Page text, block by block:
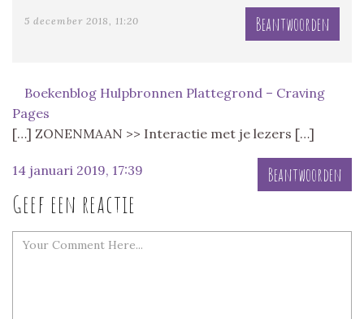
5 december 2018, 11:20 Beantwoorden
Boekenblog Hulpbronnen Plattegrond – Craving
Pages
[…] ZONENMAAN >> Interactie met je lezers […]
14 januari 2019, 17:39 Beantwoorden
Geef een reactie